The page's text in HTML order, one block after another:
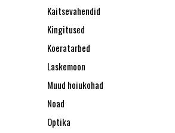
Kaitsevahendid
Kingitused
Koeratarbed
Laskemoon
Muud hoiukohad
Noad
Optika